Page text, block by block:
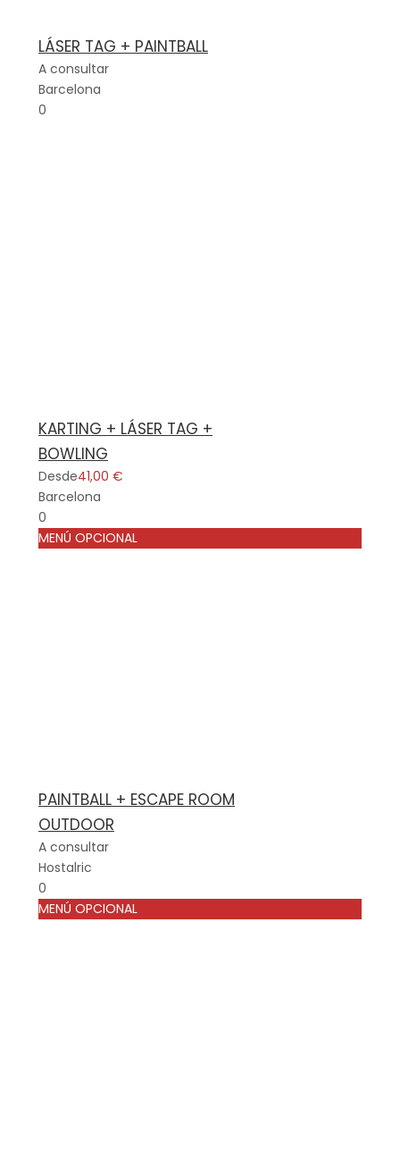
LÁSER TAG + PAINTBALL
A consultar
Barcelona
0
KARTING + LÁSER TAG +
BOWLING
Desde41,00 €
Barcelona
0
MENÚ OPCIONAL
PAINTBALL + ESCAPE ROOM
OUTDOOR
A consultar
Hostalric
0
MENÚ OPCIONAL